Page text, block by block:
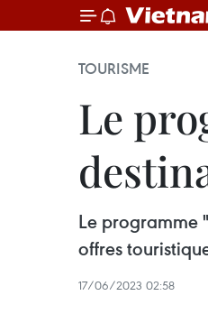
TOURISME
Le
Le programme
offres
17/06/2023 02:58